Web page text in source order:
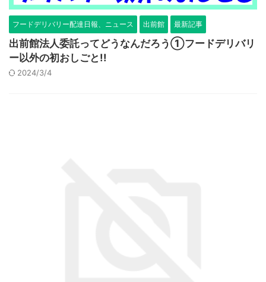
フードデリバリー配達日報、ニュース 出前館 最新記事
出前館法人委託ってどうなんだろう①フードデリバリ
ー以外の初おしごと!!
2024/3/4